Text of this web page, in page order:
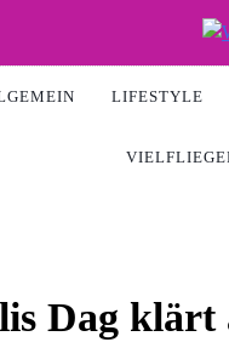
Air LIFESTYLE
Dag klärt